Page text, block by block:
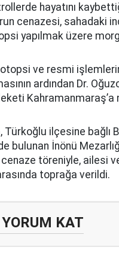
hayatını
cenazesi, sahadaki
yapılmak üzere
otopsi ve resmi
ardından Dr.
Kahramanmaraş’a
Türkoğlu ilçesine bağlı
bulunan İnönü
töreniyle, ailesi
toprağa verildi.
YORUM KAT